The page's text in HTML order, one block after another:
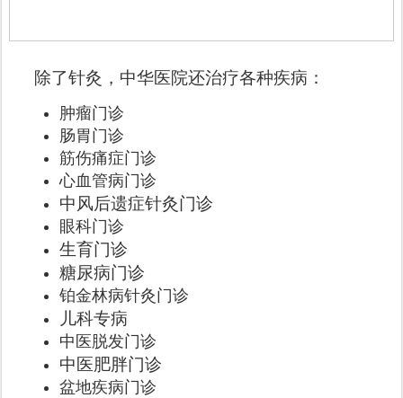
除了针灸，中华医院还治疗各种疾病：
肿瘤门诊
肠胃门诊
筋伤痛症门诊
心血管病门诊
中风后遗症针灸门诊
眼科门诊
生育门诊
糖尿病门诊
铂金林病针灸门诊
儿科专病
中医脱发门诊
中医肥胖门诊
盆地疾病门诊